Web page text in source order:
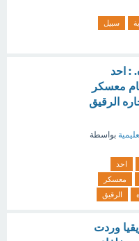
سبيل
: احد
معسكر
الرقيق
بواسطة
احد
معسكر
الرقيق
وردت